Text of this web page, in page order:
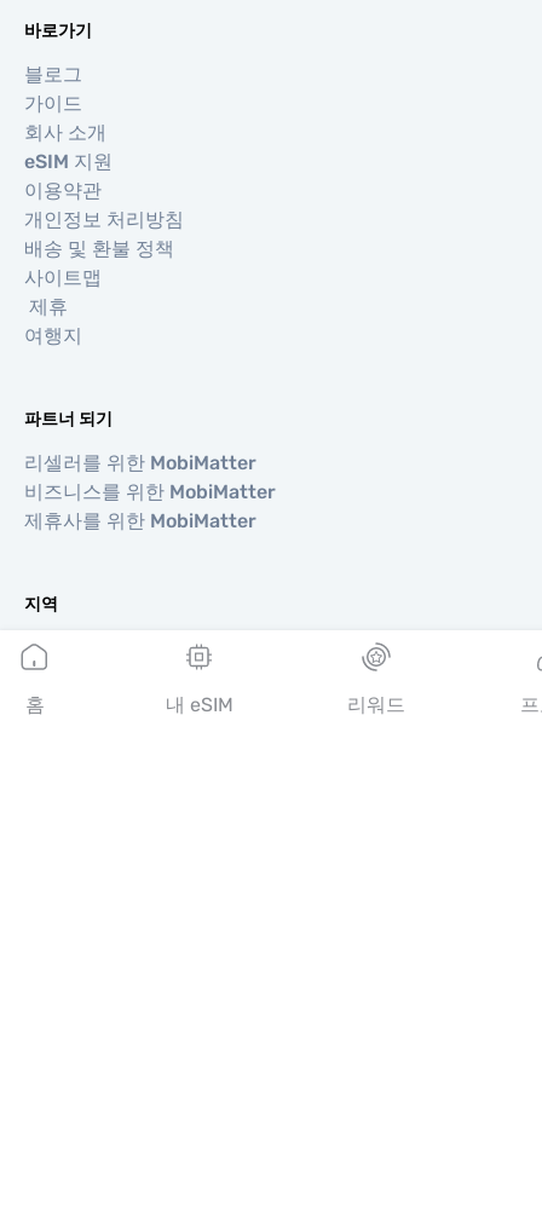
바로가기
블로그
가이드
회사 소개
eSIM 지원
이용약관
개인정보 처리방침
배송 및 환불 정책
사이트맵
제휴
여행지
파트너 되기
리셀러를 위한 MobiMatter
비즈니스를 위한 MobiMatter
제휴사를 위한 MobiMatter
지역
유럽 eSIM
아시아 eSIM
아메리카 eSIM
홈 내 eSIM 리워드